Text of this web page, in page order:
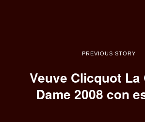
PREVIOUS STORY
Veuve Clicquot La
Dame 2008 con